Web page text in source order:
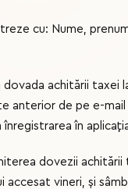
cu: Nume,
dovada achitării taxei
anterior de pe e-mail
înregistrarea în
dovezii achitării
accesat vineri, și